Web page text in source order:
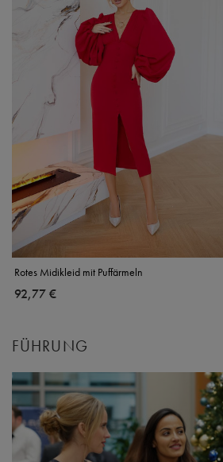
Rotes Midikleid mit Puffärmeln
92,77 €
FÜHRUNG